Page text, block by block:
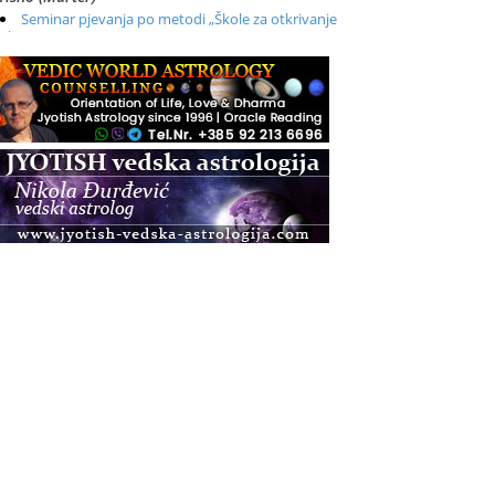
Seminar pjevanja po metodi „Škole za otkrivanje
glasa“
Radionica: Pomagači iz drugih dimenzija Online –
otvoreno za sve
Zagreb+Online
Osnovni ThetaHealing® tečaj, Zagreb i Online
Pula